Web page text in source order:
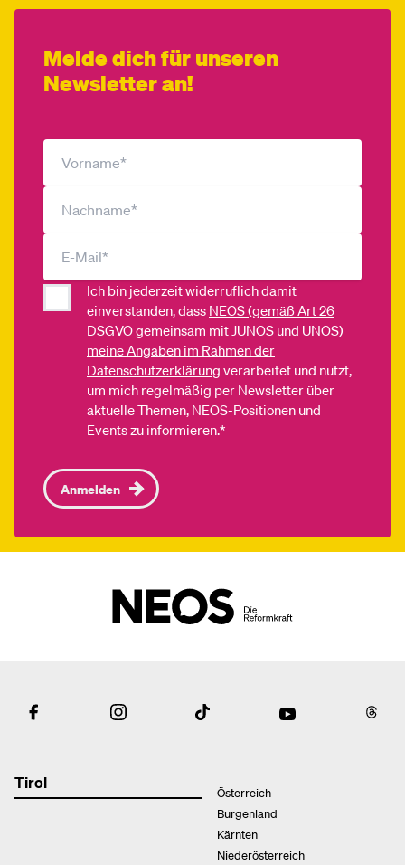
Melde dich für unseren
Newsletter an!
Ich bin jederzeit widerruflich damit
einverstanden, dass NEOS (gemäß Art 26
DSGVO gemeinsam mit JUNOS und UNOS)
meine Angaben im Rahmen der
Datenschutzerklärung verarbeitet und nutzt,
um mich regelmäßig per Newsletter über
aktuelle Themen, NEOS-Positionen und
Events zu informieren.*
Anmelden
Tirol
Österreich
Burgenland
Kärnten
Niederösterreich